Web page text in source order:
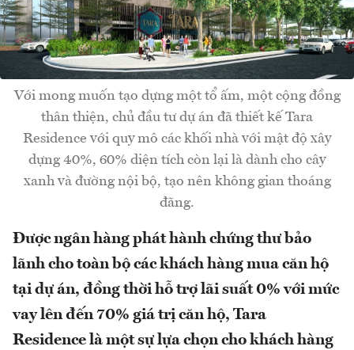
Với mong muốn tạo dựng một tổ ấm, một cộng đồng
thân thiện, chủ đầu tư dự án đã thiết kế Tara
Residence với quy mô các khối nhà với mật độ xây
dựng 40%, 60% diện tích còn lại là dành cho cây
xanh và đường nội bộ, tạo nên không gian thoáng
đãng.
Được ngân hàng phát hành chứng thư bảo
lãnh cho toàn bộ các khách hàng mua căn hộ
tại dự án, đồng thời hỗ trợ lãi suất 0% với mức
vay lên đến 70% giá trị căn hộ, Tara
Residence là một sự lựa chọn cho khách hàng